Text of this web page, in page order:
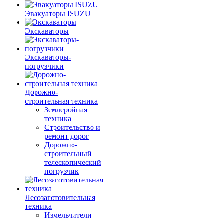
Эвакуаторы ISUZU
Экскаваторы
Экскаваторы-
погрузчики
Дорожно-
строительная техника
Землеройная
техника
Строительство и
ремонт дорог
Дорожно-
строительный
телескопический
погрузчик
Лесозаготовительная
техника
Измельчители